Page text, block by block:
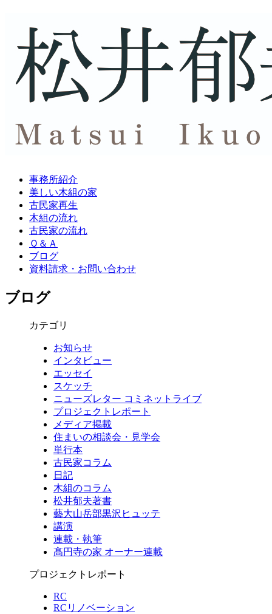
事務所紹介
美しい木組の家
古民家再生
木組の流れ
古民家の流れ
Ｑ＆Ａ
ブログ
資料請求・ お問い合わせ
ブログ
カテゴリ
お知らせ
インタビュー
エッセイ
スケッチ
ニューズレター コミネットライブ
プロジェクトレポート
メディア掲載
住まいの相談会・見学会
単行本
古民家コラム
日記
木組のコラム
松井郁夫著書
藝大山岳部黒沢ヒュッテ
講演
連載・執筆
髙円寺の家 オーナー連載
プロジェクトレポート
RC
RCリノベーション